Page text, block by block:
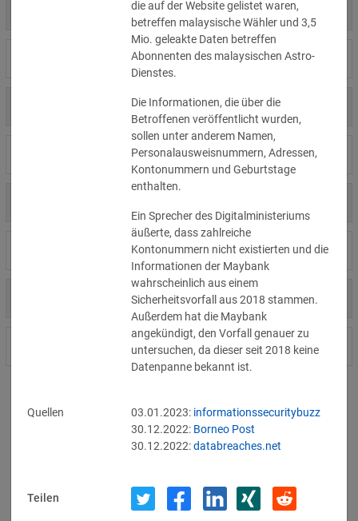
AnMed
Fürstentum Liechtenstein
Ökovolt Solartechnik
Coinkite
Analog Devices
Anthropic
Maschinenbauunternehmen
Zeige Vorfall 1 bis 10 von 11405 Vorfällen.
10 Vorfälle pro Seite.
3 ... 1141
die auf der Website gelistet waren,
betreffen malaysische Wähler und 3,5
Mio. geleakte Daten betreffen
Abonnenten des malaysischen Astro-
Dienstes.
Die Informationen, die über die
Betroffenen veröffentlicht wurden,
sollen unter anderem Namen,
Personalausweisnummern, Adressen,
Kontonummern und Geburtstage
enthalten.
Ein Sprecher des Digitalministeriums
äußerte, dass zahlreiche
Kontonummern nicht existierten und die
Informationen der Maybank
wahrscheinlich aus einem
Sicherheitsvorfall aus 2018 stammen.
Außerdem hat die Maybank
angekündigt, den Vorfall genauer zu
untersuchen, da dieser seit 2018 keine
Datenpanne bekannt ist.
Quellen 03.01.2023: informationssecuritybuzz
30.12.2022: Borneo Post
30.12.2022:databreaches.net
Teilen